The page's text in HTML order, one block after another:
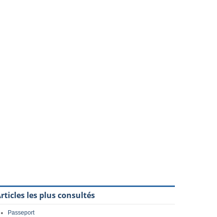
les plus consultés
Passeport